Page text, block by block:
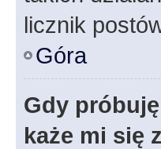
licznik
Góra
Gdy
każe mi się